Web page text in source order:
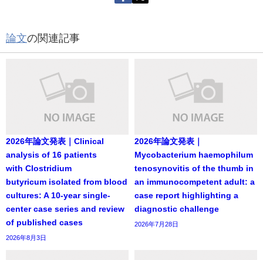
論文の関連記事
2026年論文発表｜Clinical
analysis of 16 patients
with Clostridium
butyricum isolated from blood
cultures: A 10-year single-
center case series and review
of published cases
2026年8月3日
2026年論文発表｜
Mycobacterium haemophilum
tenosynovitis of the thumb in
an immunocompetent adult: a
case report highlighting a
diagnostic challenge
2026年7月28日